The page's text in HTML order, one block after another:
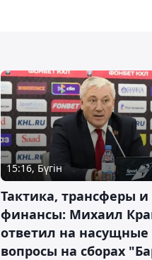
15:16, Бүгін
Тактика, трансферы и
финансы: Михаил
ответил на насущные
вопросы на сборах